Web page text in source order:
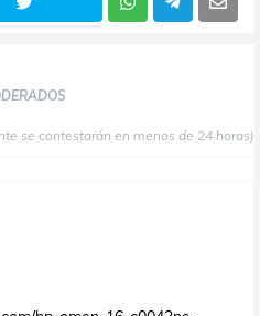
se contestarán en menos de 24 horas)